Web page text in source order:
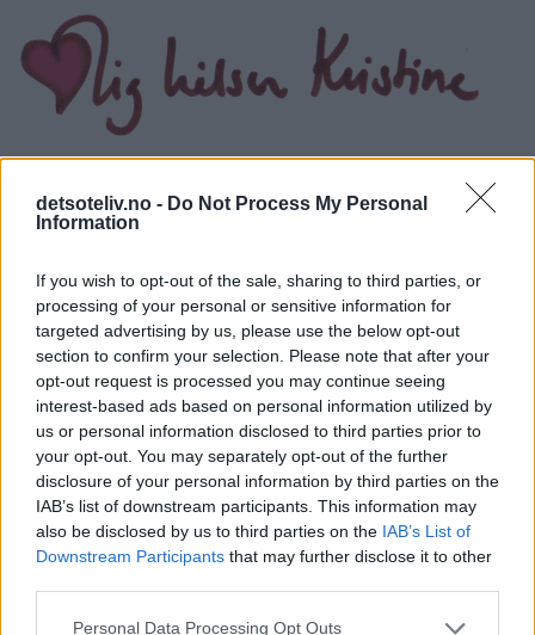
detsoteliv.no - Do Not Process My Personal
Information
If you wish to opt-out of the sale, sharing to third parties, or
processing of your personal or sensitive information for
targeted advertising by us, please use the below opt-out
section to confirm your selection. Please note that after your
opt-out request is processed you may continue seeing
interest-based ads based on personal information utilized by
us or personal information disclosed to third parties prior to
your opt-out. You may separately opt-out of the further
disclosure of your personal information by third parties on the
IAB’s list of downstream participants. This information may
also be disclosed by us to third parties on the IAB’s List of
Downstream Participants that may further disclose it to other
Personal Data Processing Opt Outs